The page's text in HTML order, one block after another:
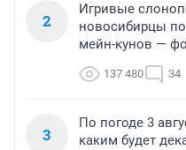
2
Игривые
новосибирцы
мейн-кунов —
137 480 34
3
По погоде 3
каким будет